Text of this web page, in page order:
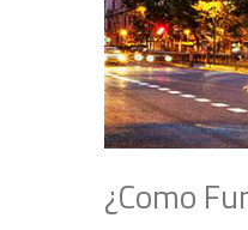
¿Como